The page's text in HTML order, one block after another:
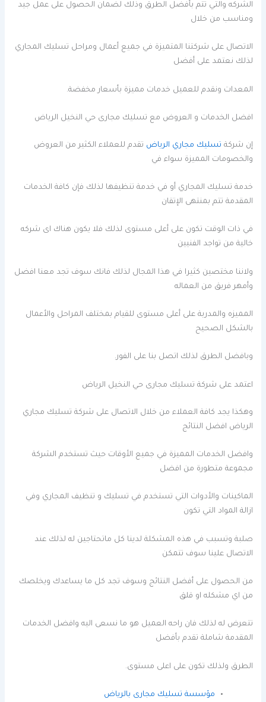
الشركه والتي تتم بأفضل الطرق وذلك لضمان الحصول على عمل جيد
ومناسب من خلال
الاتصال على شركتنا المتميزة في جميع أعمال ومراحل تسليك المجاري
لذلك نعتمد على أفضل
المعدات ونقدم للعميل خدمات مميزة بأسعار مخفضة.
افضل الخدمات و العروض مع تسليك مجارى حي النخيل الرياض
إن شركة تسليك مجاري الرياض تقدم للعملاء الكثير من العروض
والخصومات المميزة سواء في
خدمة تسليك المجاري أو في خدمة تنظيفها لذلك فإن كافة الخدمات
المقدمة تتم بمنتهى الإتقان
في ذات الوقت تكون على أعلى مستوى لذلك فلا يكون هناك اى شركه
خالية من تواجد الفنيين
ولاننا مختصين كثيرا في هذا المجال لذلك فانك سوف تجد معنا افضل
وأمهر فريق من العماله
المميزه والمدربة على أعلى مستوى للقيام بمختلف المراحل والأعمال
بالشكل الصحيح
وبافضل الطرق لذلك اتصل بنا على الفور.
اعتمد على شركة تسليك مجارى حي النخيل الرياض
وهكذا يجد كافة العملاء من خلال الاتصال على شركة تسليك مجاري
الرياض افضل النتائج
وافضل الخدمات المميزة في جميع الأوقات حيث تستخدم الشركة
مجموعة متطورة من افضل
الماكينات والأدوات التي تستخدم في تسليك و تنظيف المجاري وفي
ازالة المواد التي تكون
صلبة وتسبب في هذه المشكلة لدينا كل ماتحتاجين له لذلك عند
الاتصال علينا سوف تتمكن
من الحصول على أفضل النتائج وسوف تجد كل ما يساعدك ويخلصك
من اي مشكله او قلق
تتعرض له لذلك فان راحه العميل هو ما نسعى اليه وافضل الخدمات
المقدمة شاملة تقدم بأفضل
الطرق ولذلك تكون على اعلى مستوى.
مؤسسة تسليك مجارى بالرياض